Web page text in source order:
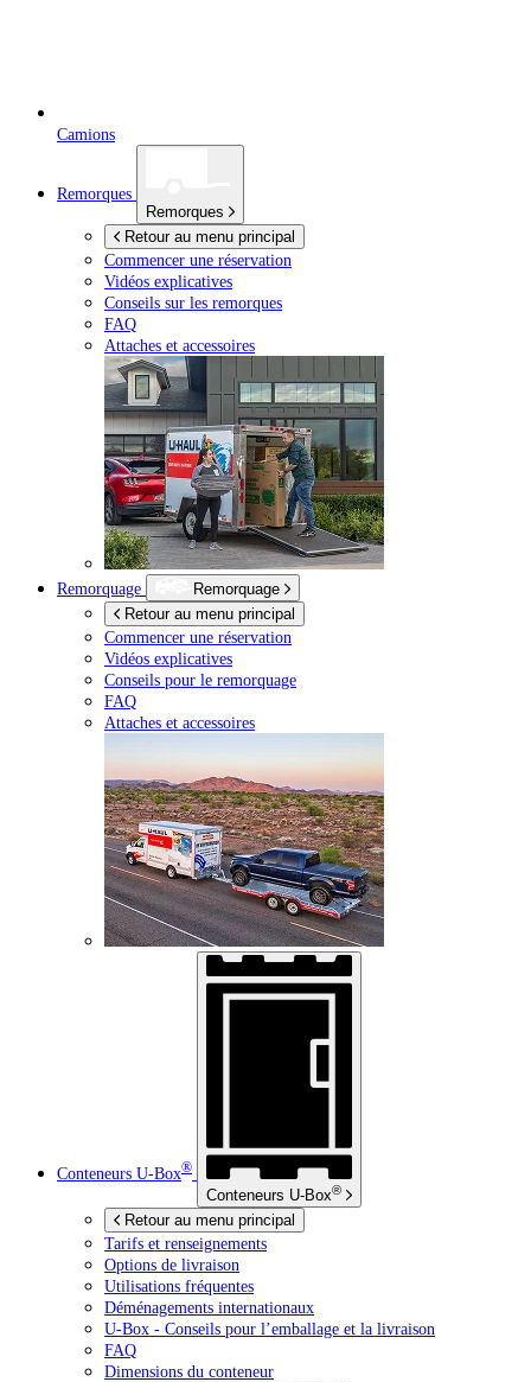
Camions
Remorques
Remorques
Retour au menu principal
Commencer une réservation
Vidéos explicatives
Conseils sur les remorques
FAQ
Attaches et accessoires
Remorquage
Remorquage
Retour au menu principal
Commencer une réservation
Vidéos explicatives
Conseils pour le remorquage
FAQ
Attaches et accessoires
Conteneurs U-Box®
Conteneurs U-Box®
Retour au menu principal
Tarifs et renseignements
Options de livraison
Utilisations fréquentes
Déménagements internationaux
U-Box - Conseils pour l’emballage et la livraison
FAQ
Dimensions du conteneur